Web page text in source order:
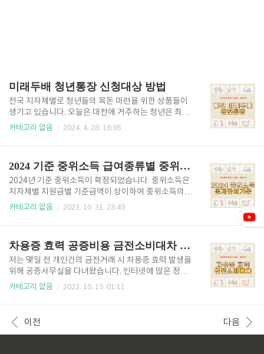
미래두배 청년통장 신청대상 방법
전국 지자체별로 청년들의 목돈 마련을 위한 상품들이
생기고 있습니다. 오늘은 대전에 거주하는 청년은 최대
600만원의 지원금과 이자까지 받을 수 있는 미래두배
두배 청년통장의 최대 600만원의 지원금 및 이자 혜택
받아보시길 추천드립니다. 미래두배 청년통장 신청대
상 방법 미래두배 청년통장미래두배 청년통장은 대전
시에 거주하고 있는 청년을 대상으로 하는 자산형성 사
업입니다. 미래두배 청년통장의 신청은 선착순 접수가
본인인증 후 신청이 가능하며 대면, 이메..
카테고리 없음 2024. 4. 28. 16:36
2024 기준 중위소득 급여종류별 중위소득 모의계산
2024년 기준 중위소득이 확정되었습니다. 중위소득은
지자체별 지원금별 기준금액이 상이하여 중위소득의
기준에 맞지 않는 지원금을 신청 하는 경우 불이익을 당
면 좋겠습니다. 2024 기준 중위소득 급여종류별 중위
소득 모의계산 기준 중위소득 2024년 기준 중위소득 1
00%는 중장년 취성패, 재난적 의료비지원, 서울형 긴
급복지지원, 경기형 긴급복지지원, 위기청소년 특별지
원 등 다양한 지원금의 기준으로 측정됩니다. 기준 중위
위소득 120%, 서울 친인척 아이돌봄수당 기준인 중위
소득 150%, 중위소득 180..
카테고리 없음 2023. 10. 31. 23:49
차용증 효력 공증비용 금전소비대차 계약서 공정증서 후기
저는 몇일 전 개인간의 금전거래 시 차용증 효력 발생을
위해 공증사무실을 다녀왔습니다. 인터넷에 많은 정보
들이 있지만, 진짜 차용증 공증은 어떻게 진행되는지,
에 따라 강제집행 여부가 결정되니 꼼꼼히 읽어보시고
피해보지 않게 차용증 작성 하시길 바랍니다. 차용증 효
카테고리 없음 2023. 10. 19. 01:11
이전 다음